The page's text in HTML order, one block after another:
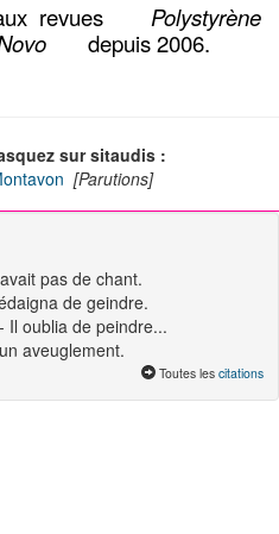
revues
Polystyrène
depuis 2006.
sur sitaudis :
[Parutions]
pas de chant.
de geindre.
Il oublia de peindre...
aveuglement.
Toutes les citations